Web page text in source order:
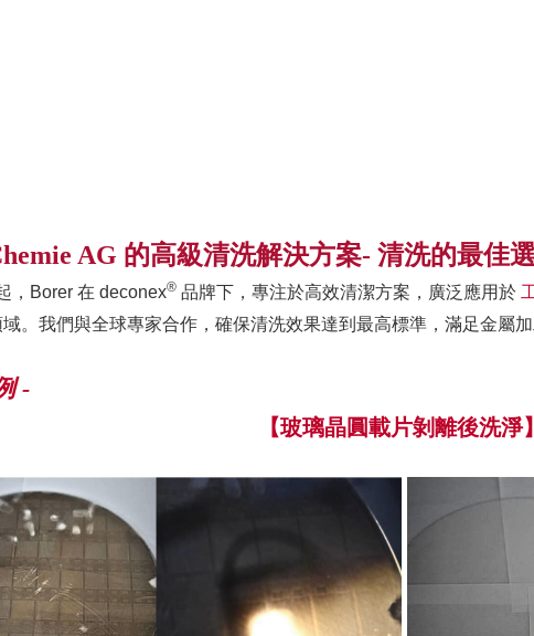
AG 的高級清洗解決方案- 清洗的最佳
，Borer 在 deconex® 品牌下，專注於高效清潔方案，廣泛應用於
。我們與全球專家合作，確保清洗效果達到最高標準，滿足金屬加
-
【玻璃晶圓載片剝離後洗淨】